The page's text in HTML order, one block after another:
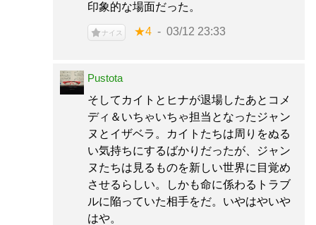
印象的な場面だった。
ナイス ★4 03/12 23:33
Pustota
そしてカイトとヒナが退場したあとコメ
ディ＆いちゃいちゃ担当となったジャン
ヌとイザベラ。カイトたちは周りをぬる
い気持ちにするばかりだったが、ジャン
ヌたちは見るものを新しい世界に目覚め
させるらしい。しかも命に係わるトラブ
ルに陥っていた相手をだ。いやはやいや
はや。